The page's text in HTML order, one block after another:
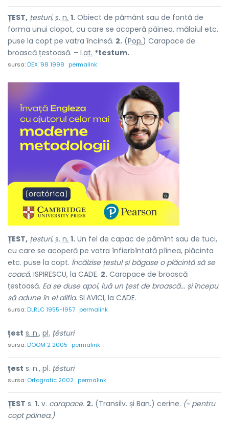
ȚEST, țesturi, s. n. 1. Obiect de pământ sau de fontă de
forma unui clopot, cu care se acoperă pâinea, mălaiul etc.
puse la copt pe vatra încinsă. 2. (Pop.) Carapace de
broască țestoasă. – Lat. *testum.
sursa:DEX '98 1998 permalink
ȚEST, țesturi, s. n. 1. Un fel de capac de pămînt sau de tuci,
cu care se acoperă pe vatra înfierbîntată pîinea, plăcinta
etc. puse la copt. Încălzise țestul și băgase o plăcintă să se
coacă. ISPIRESCU, la CADE. 2. Carapace de broască
țestoasă. Ea se duse apoi, luă un țest de broască... și începu
să adune în el alifia. SLAVICI, la CADE.
sursa:DLRLC 1955-1957 permalink
țest s. n., pl. țésturi
sursa:DOOM 2 2005 permalink
țest s. n., pl. țésturi
sursa: Ortografic 2002 permalink
ȚEST s. 1. v. carapace. 2. (Transilv. și Ban.) cerine. (~ pentru
copt pâinea.)